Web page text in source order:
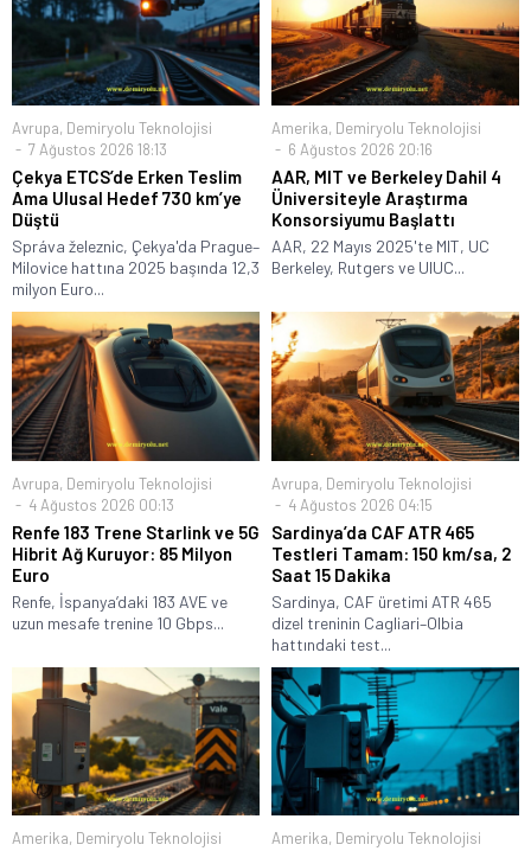
Avrupa, Demiryolu Teknolojisi
7 Ağustos 2026 18:13
Çekya ETCS’de Erken Teslim
Ama Ulusal Hedef 730 km’ye
Düştü
Správa železnic, Çekya'da Prague–
Milovice hattına 2025 başında 12,3
milyon Euro...
Amerika, Demiryolu Teknolojisi
6 Ağustos 2026 20:16
AAR, MIT ve Berkeley Dahil 4
Üniversiteyle Araştırma
Konsorsiyumu Başlattı
AAR, 22 Mayıs 2025'te MIT, UC
Berkeley, Rutgers ve UIUC...
Avrupa, Demiryolu Teknolojisi
4 Ağustos 2026 00:13
Renfe 183 Trene Starlink ve 5G
Hibrit Ağ Kuruyor: 85 Milyon
Euro
Renfe, İspanya’daki 183 AVE ve
uzun mesafe trenine 10 Gbps...
Avrupa, Demiryolu Teknolojisi
4 Ağustos 2026 04:15
Sardinya’da CAF ATR 465
Testleri Tamam: 150 km/sa, 2
Saat 15 Dakika
Sardinya, CAF üretimi ATR 465
dizel treninin Cagliari–Olbia
hattındaki test...
Amerika, Demiryolu Teknolojisi
Amerika, Demiryolu Teknolojisi